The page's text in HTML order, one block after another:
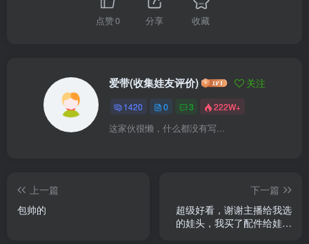
点赞0 分享 收藏
爱带(收集娃友评价) 关注
1420 0 3 222W+
这家伙很懒，什么都没有写...
上一篇
包帅的
下一篇
超级好看，谢谢主播给我选
的娃头，我买了配件给娃娃